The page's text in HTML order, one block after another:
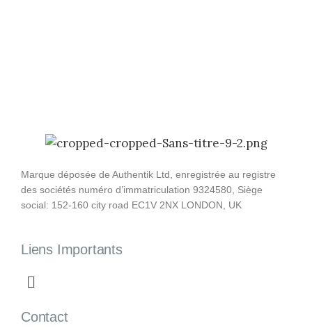
Marque déposée de Authentik Ltd, enregistrée au registre
des sociétés numéro d’immatriculation 9324580, Siège
social: 152-160 city road EC1V 2NX LONDON, UK
Liens Importants
Contact